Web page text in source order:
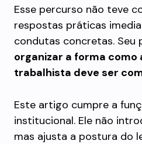
Esse percurso não teve
respostas práticas
condutas concretas. Seu
organizar a forma como
trabalhista deve ser
Este artigo cumpre a
institucional. Ele não
mas ajusta a postura do